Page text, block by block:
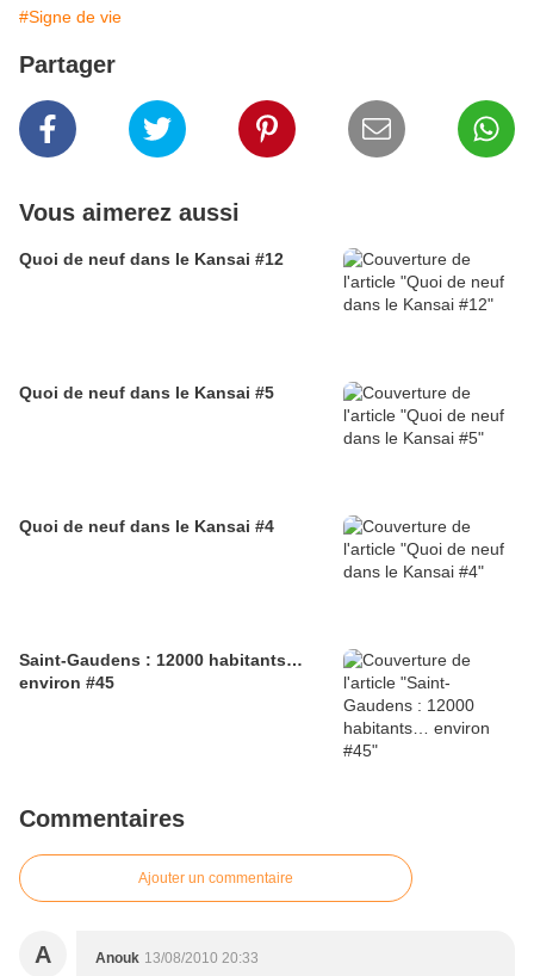
#Signe de vie
Partager
Vous aimerez aussi
Quoi de neuf dans le Kansai #12
Quoi de neuf dans le Kansai #5
Quoi de neuf dans le Kansai #4
Saint-Gaudens : 12000 habitants…
environ #45
Commentaires
Ajouter un commentaire
A Anouk 13/08/2010 20:33